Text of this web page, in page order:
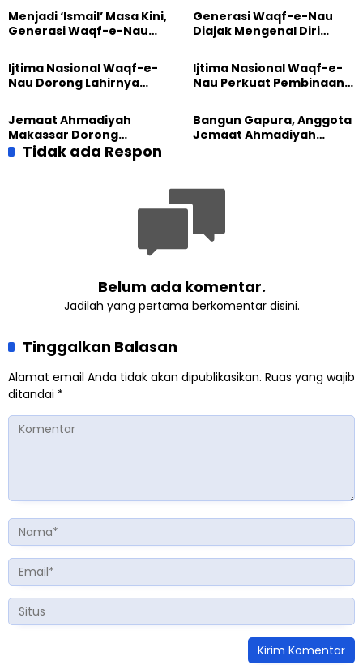
Menjadi ‘Ismail’ Masa Kini,
Generasi Waqf-e-Nau
Pengabdian
Generasi Waqf-e-Nau
Diajak Mengenal Diri
Dunia
Ijtima Nasional Waqf-e-
Nau Dorong Lahirnya
yang Militan
Ijtima Nasional Waqf-e-
Nau Perkuat Pembinaan
Masa Depan
Jemaat Ahmadiyah
Makassar Dorong
Kesadaran Lingkungan
Lewat Edukasi Ekoteologi
Bangun Gapura, Anggota
Jemaat Ahmadiyah
Tidak ada Respon
Belum ada komentar.
Jadilah yang pertama berkomentar disini.
Tinggalkan Balasan
Alamat email Anda tidak akan dipublikasikan. Ruas yang wajib
ditandai *